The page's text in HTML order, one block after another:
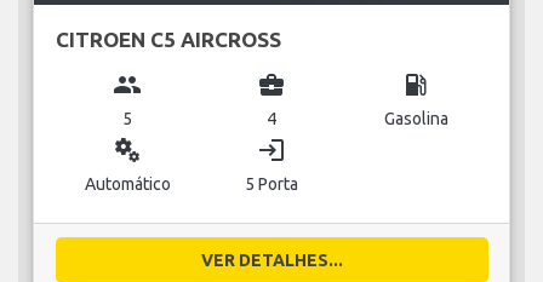
CITROEN C5 AIRCROSS
group
5
business_center
4
local_gas_station
Gasolina
miscellaneous_services
Automático
login
5 Porta
VER DETALHES...